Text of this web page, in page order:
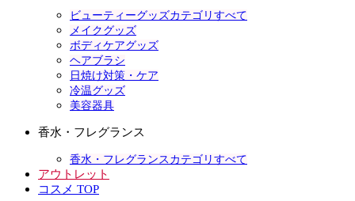
ビューティーグッズカテゴリすべて
メイクグッズ
ボディケアグッズ
ヘアブラシ
日焼け対策・ケア
冷温グッズ
美容器具
香水・フレグランス
香水・フレグランスカテゴリすべて
アウトレット
コスメ TOP